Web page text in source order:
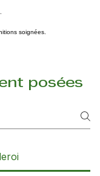
un devis gratuit à Charleroi.
soignées.